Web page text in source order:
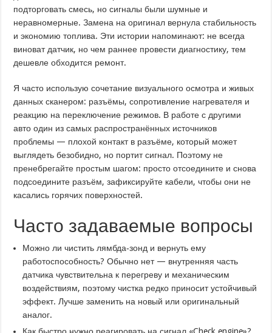
подторговать смесь, но сигналы были шумные и
неравномерные. Замена на оригинал вернула стабильность
и экономию топлива. Эти истории напоминают: не всегда
виноват датчик, но чем раннее провести диагностику, тем
дешевле обходится ремонт.
Я часто использую сочетание визуального осмотра и живых
данных сканером: разъёмы, сопротивление нагревателя и
реакцию на переключение режимов. В работе с другими
авто один из самых распространённых источников
проблемы — плохой контакт в разъёме, который может
выглядеть безобидно, но портит сигнал. Поэтому не
пренебрегайте простым шагом: просто отсоедините и снова
подсоедините разъём, зафиксируйте кабели, чтобы они не
касались горячих поверхностей.
Часто задаваемые вопросы
Можно ли чистить лямбда‑зонд и вернуть ему
работоспособность? Обычно нет — внутренняя часть
датчика чувствительна к перегреву и механическим
воздействиям, поэтому чистка редко приносит устойчивый
эффект. Лучше заменить на новый или оригинальный
аналог.
Как быстро нужно реагировать на сигнал «Check engine»?